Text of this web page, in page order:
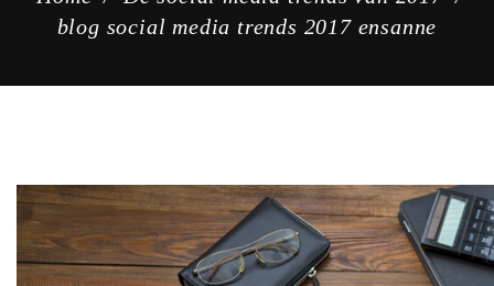
blog social media trends 2017 ensanne